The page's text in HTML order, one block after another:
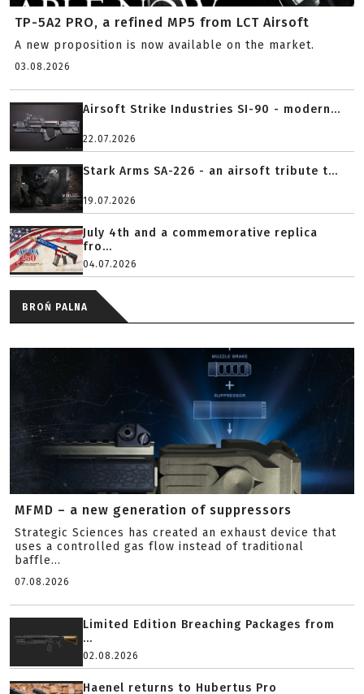
TP-5A2 PRO, a refined MP5 from LCT Airsoft
A new proposition is now available on the market.
03.08.2026
Airsoft Strike Industries SI-90 - modern...
22.07.2026
Stark Arms SA-226 - an airsoft tribute t...
19.07.2026
July 4th and a commemorative replica
fro...
04.07.2026
BROŃ PALNA
MFMD – a new generation of suppressors
Strategic Sciences has created an exhaust device that
uses a controlled gas flow instead of traditional
baffle...
07.08.2026
Limited Edition Breaching Packages from
...
02.08.2026
Haenel returns to Hubertus Pro